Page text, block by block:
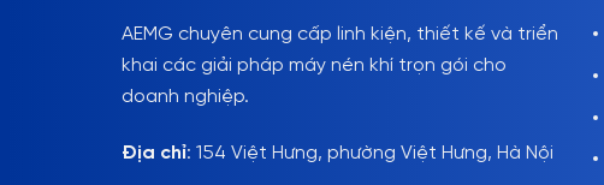
AEMG chuyên cung cấp linh kiện, thiết kế và triển
khai các giải pháp máy nén khí trọn gói cho
doanh nghiệp.
Địa chỉ: 154 Việt Hưng, phường Việt Hưng, Hà Nội